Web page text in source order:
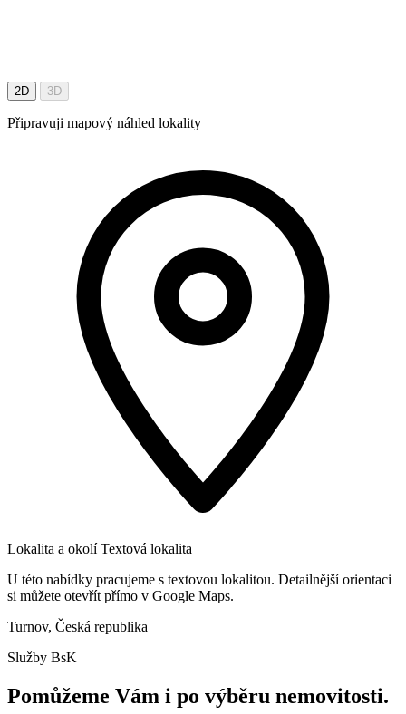
2D 3D
Připravuji mapový náhled lokality
Lokalita a okolí Textová lokalita
U této nabídky pracujeme s textovou lokalitou. Detailnější orientaci
si můžete otevřít přímo v Google Maps.
Turnov, Česká republika
Služby BsK
Pomůžeme Vám i po výběru nemovitosti.